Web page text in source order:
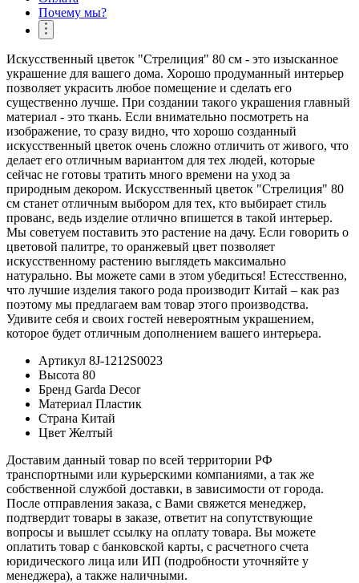
Почему мы?
Искусственный цветок "Стрелиция" 80 см - это изысканное
украшение для вашего дома. Хорошо продуманный интерьер
позволяет украсить любое помещение и сделать его
существенно лучше. При создании такого украшения главный
материал - это ткань. Если внимательно посмотреть на
изображение, то сразу видно, что хорошо созданный
искусственный цветок очень сложно отличить от живого, что
делает его отличным вариантом для тех людей, которые
сейчас не готовы тратить много времени на уход за
природным декором. Искусственный цветок "Стрелиция" 80
см станет отличным выбором для тех, кто выбирает стиль
прованс, ведь изделие отлично впишется в такой интерьер.
Мы советуем поставить это растение на дачу. Если говорить о
цветовой палитре, то оранжевый цвет позволяет
искусственному растению выглядеть максимально
натурально. Вы можете сами в этом убедиться! Естесственно,
что лучшие изделия такого рода производит Китай – как раз
поэтому мы предлагаем вам товар этого производства.
Удивите себя и своих гостей невероятным украшением,
которое будет отличным дополнением вашего интерьера.
Артикул 8J-1212S0023
Высота 80
Бренд Garda Decor
Материал Пластик
Страна Китай
Цвет Желтый
Доставим данный товар по всей территории РФ
транспортными или курьерскими компаниями, а так же
собственной службой доставки, в зависимости от города.
После отправления заказа, с Вами свяжется менеджер,
подтвердит товары в заказе, ответит на сопутствующие
вопросы и вышлет ссылку на оплату товара. Вы можете
оплатить товар с банковской карты, с расчетного счета
юридического лица или ИП (подробности уточняйте у
менеджера), а также наличными.